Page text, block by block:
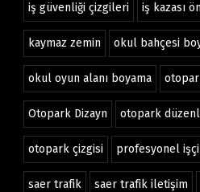
iş güvenliği çizgileri iş kazası
kaymaz zemin okul bahçesi
okul oyun alanı boyama
Otopark Dizayn otopark
otopark çizgisi profesyonel
saer trafik saer trafik iletişim